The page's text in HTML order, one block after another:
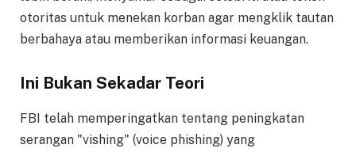
otoritas untuk menekan korban agar mengklik tautan
berbahaya atau memberikan informasi keuangan.
Ini Bukan Sekadar Teori
FBI telah memperingatkan tentang peningkatan
serangan "vishing" (voice phishing) yang